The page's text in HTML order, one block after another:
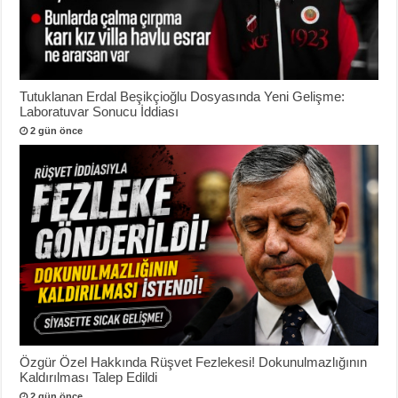
Tutuklanan Erdal Beşikçioğlu Dosyasında Yeni Gelişme:
Laboratuvar Sonucu İddiası
2 gün önce
Özgür Özel Hakkında Rüşvet Fezlekesi! Dokunulmazlığının
Kaldırılması Talep Edildi